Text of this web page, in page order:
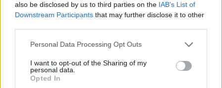
also be disclosed by us to third parties on the IAB’s List of
Downstream Participants that may further disclose it to other
Please note that this website/app uses one or more Google
not limited to your visit or usage behaviour. You may click to
grant or deny consent to Google and its third-party tags to
use your data for below specified purposes in below Google
Personal Data Processing Opt Outs
I want to opt-out of the Sharing of my
personal data.
Opted In
voor de laatste updates over treinservices.
Ondanks de uitdagingen zijn er ook positieve
signalen. In sommige regio’s werken de
nooddienstenhard om wegen sneeuwvrij te
maken en de openbare veiligheid te waarborgen.